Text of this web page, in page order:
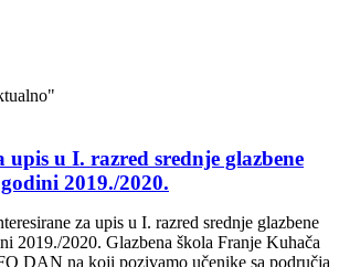
upis u I. razred srednje glazbene
2019./2020.
za upis u I. razred srednje glazbene
2019./2020. Glazbena škola Franje Kuhača
DAN na koji pozivamo učenike sa područja